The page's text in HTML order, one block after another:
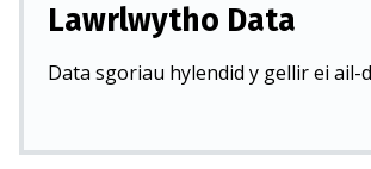
Lawrlwytho Data
Data sgoriau hylendid y gellir ei ail-